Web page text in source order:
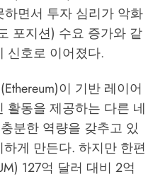
면서 투자 심리가 악화
포지션) 수요 증가와 같
신호로 이어졌다.
이 기반 레이어
활동을 제공하는 다른 네
분한 역량을 갖추고 있
게 만든다. 하지만 한편
127억 달러 대비 2억